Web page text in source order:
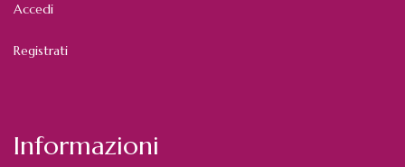
Accedi
Registrati
Informazioni